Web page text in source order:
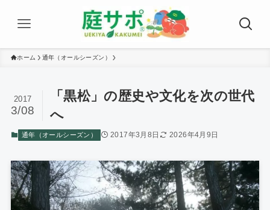
ホーム 通年（オールシーズン）
「黒松」の歴史や文化を次の世代
へ
2017
3/08
通年（オールシーズン） 2017年3月8日 2026年4月9日